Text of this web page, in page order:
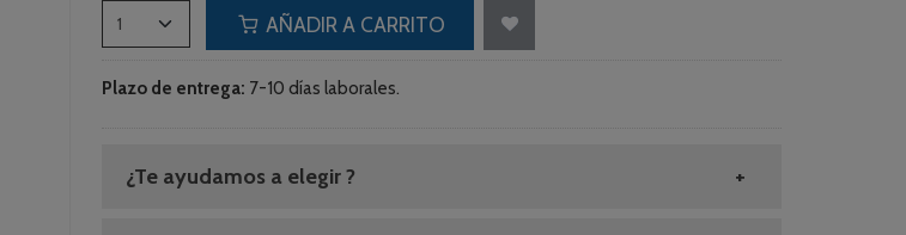
AÑADIR A CARRITO
Plazo de entrega: 7-10 días laborales.
¿Te ayudamos a elegir ?